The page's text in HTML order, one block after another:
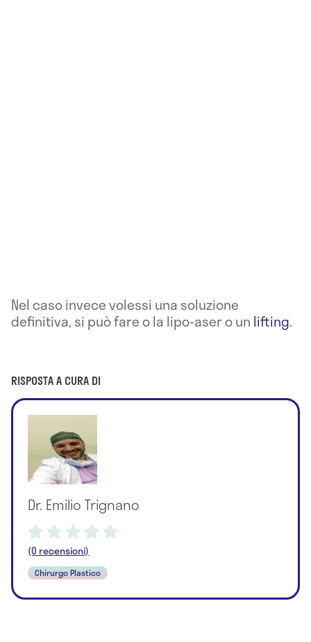
Nel caso invece volessi una soluzione
definitiva, si può fare o la lipo-aser o un lifting.
RISPOSTA A CURA DI
Dr. Emilio Trignano
(0 recensioni)
Chirurgo Plastico